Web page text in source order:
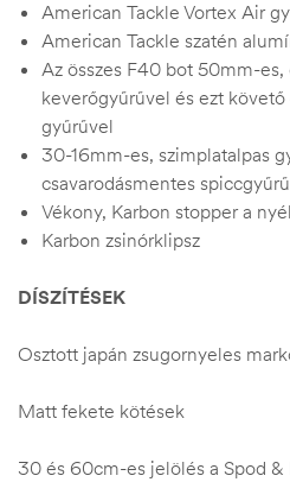
American Tackle Vortex Air
American Tackle szatén
Az összes F40 bot 50mm-es,
keverőgyűrűvel és ezt
gyűrűvel
30-16mm-es, szimplatalpas
csavarodásmentes
Vékony, Karbon stopper a
Karbon zsinórklipsz
DÍSZÍTÉSEK
Osztott japán zsugornyeles
Matt fekete kötések
30 és 60cm-es jelölés a Spod